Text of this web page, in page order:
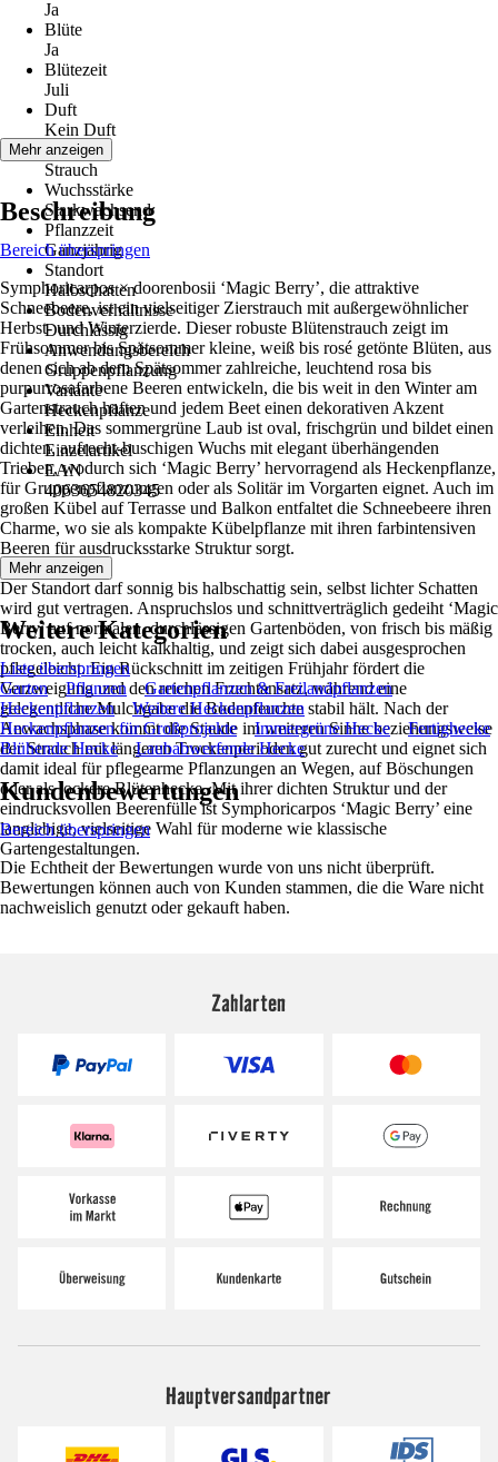
Ja
Blüte
Ja
Blütezeit
Juli
Duft
Kein Duft
Wuchs
Strauch
Wuchsstärke
Starkwachsend
Pflanzzeit
Ganzjährig
Standort
Halbschatten
Bodenverhältnisse
Durchlässig
Anwendungsbereich
Gruppenpflanzung
Variante
Heckenpflanze
Einheit
Einzelartikel
EAN
4063654820345
Mehr anzeigen
Beschreibung
Bereich überspringen
Symphoricarpos × doorenbosii ‘Magic Berry’, die attraktive
Schneebeere, ist ein vielseitiger Zierstrauch mit außergewöhnlicher
Herbst- und Winterzierde. Dieser robuste Blütenstrauch zeigt im
Frühsommer bis Spätsommer kleine, weiß bis rosé getönte Blüten, aus
denen sich ab dem Spätsommer zahlreiche, leuchtend rosa bis
purpurrosafarbene Beeren entwickeln, die bis weit in den Winter am
Gartenstrauch haften und jedem Beet einen dekorativen Akzent
verleihen. Das sommergrüne Laub ist oval, frischgrün und bildet einen
dichten, aufrecht-buschigen Wuchs mit elegant überhängenden
Trieben, wodurch sich ‘Magic Berry’ hervorragend als Heckenpflanze,
für Gruppenpflanzungen oder als Solitär im Vorgarten eignet. Auch im
großen Kübel auf Terrasse und Balkon entfaltet die Schneebeere ihren
Charme, wo sie als kompakte Kübelpflanze mit ihren farbintensiven
Beeren für ausdrucksstarke Struktur sorgt.
Der Standort darf sonnig bis halbschattig sein, selbst lichter Schatten
wird gut vertragen. Anspruchslos und schnittverträglich gedeiht ‘Magic
Berry’ auf normalen, durchlässigen Gartenböden, von frisch bis mäßig
trocken, auch leicht kalkhaltig, und zeigt sich dabei ausgesprochen
pflegeleicht. Ein Rückschnitt im zeitigen Frühjahr fördert die
Verzweigung und den reichen Fruchtansatz, während eine
gelegentliche Mulchgabe die Bodenfeuchte stabil hält. Nach der
Anwachsphase kommt die Staude im weiteren Sinne beziehungsweise
der Strauch mit längeren Trockenperioden gut zurecht und eignet sich
damit ideal für pflegearme Pflanzungen an Wegen, auf Böschungen
oder als lockere Blütenhecke. Mit ihrer dichten Struktur und der
eindrucksvollen Beerenfülle ist Symphoricarpos ‘Magic Berry’ eine
langlebige, vielseitige Wahl für moderne wie klassische
Gartengestaltungen.
Mehr anzeigen
Weitere Kategorien
Liste überspringen
Garten
Pflanzen
Gartenpflanzen & Freilandpflanzen
Heckenpflanzen
Weitere Heckenpflanzen
Heckenpflanzen für Großprojekte
Immergrüne Hecke
Fertighecke
Blühende Hecke
Laubabwerfende Hecke
Kundenbewertungen
Bereich überspringen
Die Echtheit der Bewertungen wurde von uns nicht überprüft.
Bewertungen können auch von Kunden stammen, die die Ware nicht
nachweislich genutzt oder gekauft haben.
Zahlarten
Hauptversandpartner